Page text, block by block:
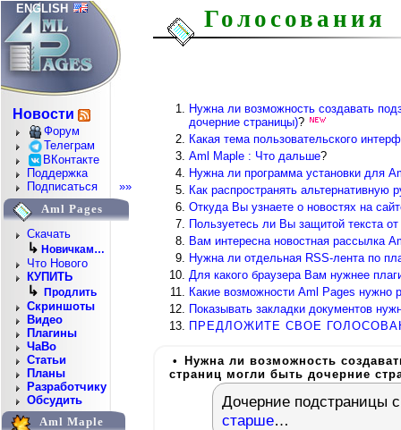
ENGLISH
Новости
Форум
Телеграм
ВКонтакте
Поддержка
Подписаться
»»
Aml Pages
Скачать
↳ Новичкам…
Что Нового
КУПИТЬ
↳ Продлить
Скриншоты
Видео
Плагины
ЧаВо
Статьи
Планы
Разработчику
Обсудить
Aml Maple
Голосования
Нужна ли возможность создавать
дочерние страницы)?
Какая тема пользовательского
Aml Maple : Что дальше?
Нужна ли программа установки для
Как распространять альтернативную
Откуда Вы узнаете о новостях на
Пользуетесь ли Вы защитой текста
Вам интересна новостная рассылка
Нужна ли отдельная RSS-лента по
Для какого браузера Вам нужнее
Какие возможности Aml Pages нужно
Показывать закладки документов
ПРЕДЛОЖИТЕ СВОЕ
• Нужна ли возможность
страниц могли быть дочерние
Дочерние подстраницы
старше…